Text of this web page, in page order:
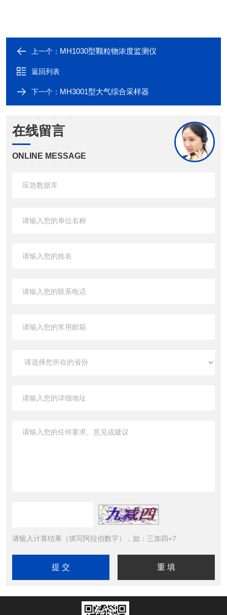
上一个： MH1030型颗粒物浓度监测仪
返回列表
下一个： MH3001型大气综合采样器
在线留言
ONLINE MESSAGE
请输入计算结果（填写阿拉伯数字），如：三加四=7